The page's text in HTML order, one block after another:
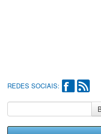
REDES SOCIAIS: